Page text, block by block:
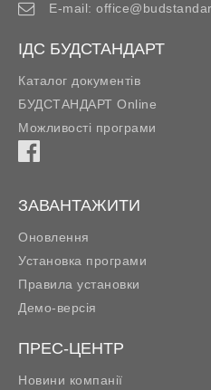
E-mail:
ІДС БУДСТАНДАРТ
Каталог документів
БУДСТАНДАРТ Online
Можливості програми
ЗАВАНТАЖИТИ
Оновлення
Установка програми
Правила установки
Демо-версія
ПРЕС-ЦЕНТР
Новини компанії